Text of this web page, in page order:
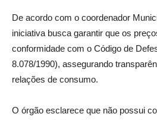
De acordo com o coordenador
iniciativa busca garantir que os
conformidade com o Código de
8.078/1990), assegurando
relações de consumo.
O órgão esclarece que não possui